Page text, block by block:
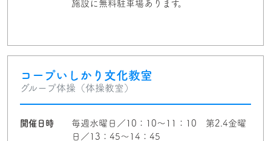
施設に無料駐車場あります。
コープいしかり文化教室
グループ体操（体操教室）
開催日時
毎週水曜日／10：10～11：10 第2.4金曜
日／13：45～14：45